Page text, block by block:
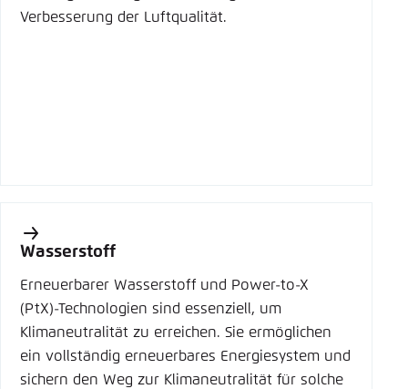
Verbesserung der Luftqualität.
Wasserstoff
Erneuerbarer Wasserstoff und Power-to-X
(PtX)-Technologien sind essenziell, um
Klimaneutralität zu erreichen. Sie ermöglichen
ein vollständig erneuerbares Energiesystem und
sichern den Weg zur Klimaneutralität für solche